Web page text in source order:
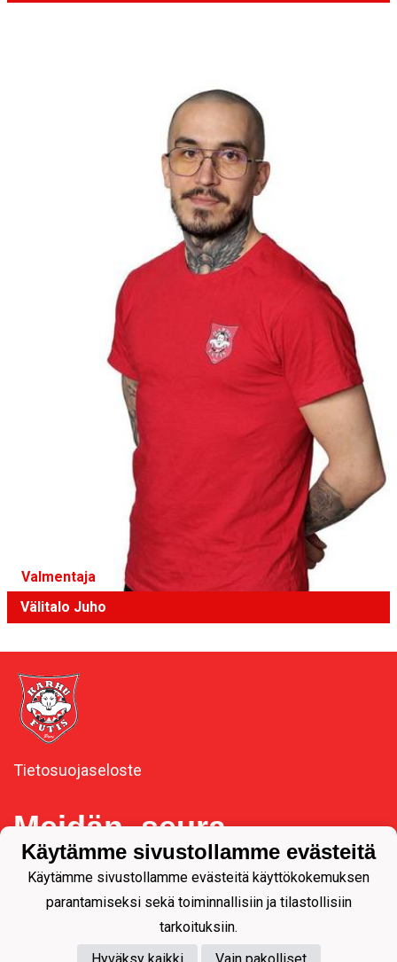
Valmentaja
Välitalo Juho
Tietosuojaseloste
Meidän seura
Y-tunnus 1092537-3
Käytämme sivustollamme evästeitä
Käytämme sivustollamme evästeitä käyttökokemuksen
parantamiseksi sekä toiminnallisiin ja tilastollisiin
tarkoituksiin.